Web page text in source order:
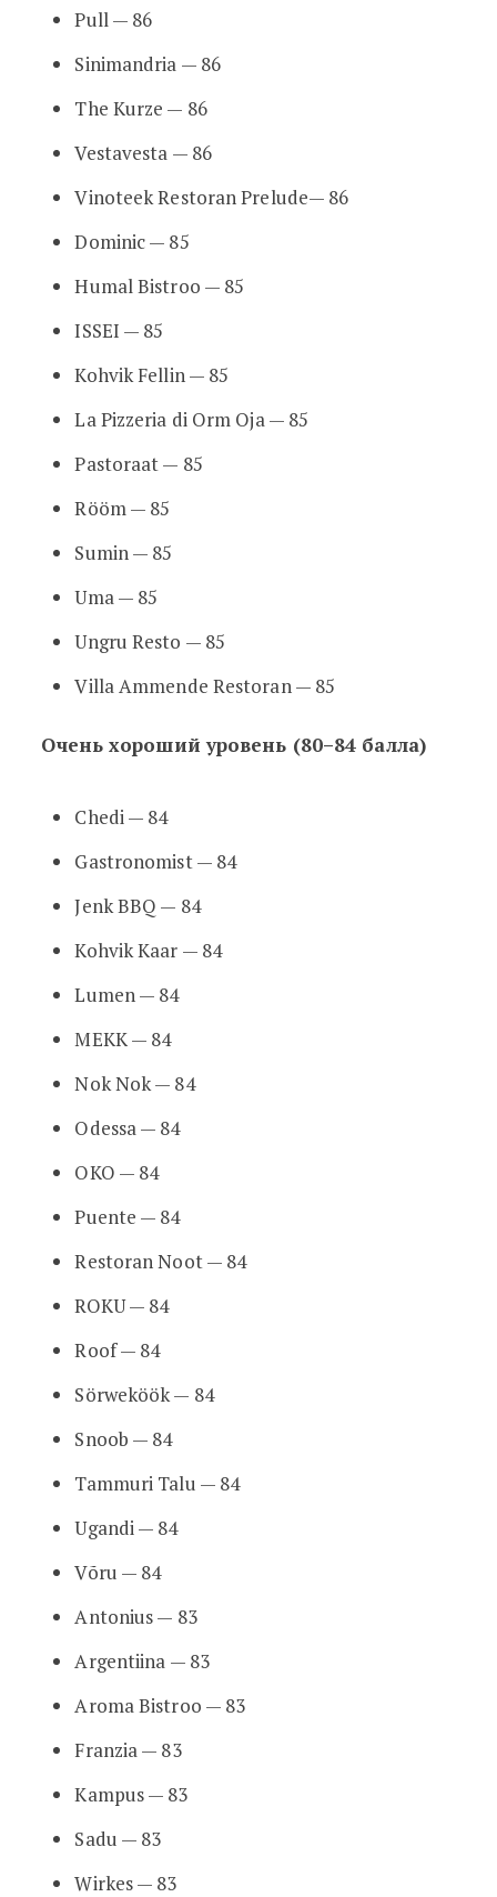
Pull — 86
Sinimandria — 86
The Kurze — 86
Vestavesta — 86
Vinoteek Restoran Prelude— 86
Dominic — 85
Humal Bistroo — 85
ISSEI — 85
Kohvik Fellin — 85
La Pizzeria di Orm Oja — 85
Pastoraat — 85
Rööm — 85
Sumin — 85
Uma — 85
Ungru Resto — 85
Villa Ammende Restoran — 85
Очень хороший уровень (80–84 балла)
Chedi — 84
Gastronomist — 84
Jenk BBQ — 84
Kohvik Kaar — 84
Lumen — 84
MEKK — 84
Nok Nok — 84
Odessa — 84
OKO — 84
Puente — 84
Restoran Noot — 84
ROKU — 84
Roof — 84
Sörweköök — 84
Snoob — 84
Tammuri Talu — 84
Ugandi — 84
Võru — 84
Antonius — 83
Argentiina — 83
Aroma Bistroo — 83
Franzia — 83
Kampus — 83
Sadu — 83
Wirkes — 83